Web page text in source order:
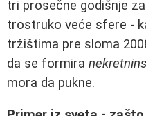
tri prosečne godišnje
trostruko veće sfere -
tržištima pre sloma
da se formira
mora da pukne.